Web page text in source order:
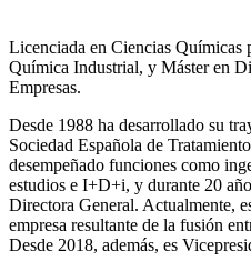
Licenciada en Ciencias Químicas
Química Industrial, y Máster en
Empresas.
Desde 1988 ha desarrollado su
Sociedad Española de
desempeñado funciones como
estudios e I+D+i, y durante 20
Directora General. Actualmente,
empresa resultante de la fusión
Desde 2018, además, es